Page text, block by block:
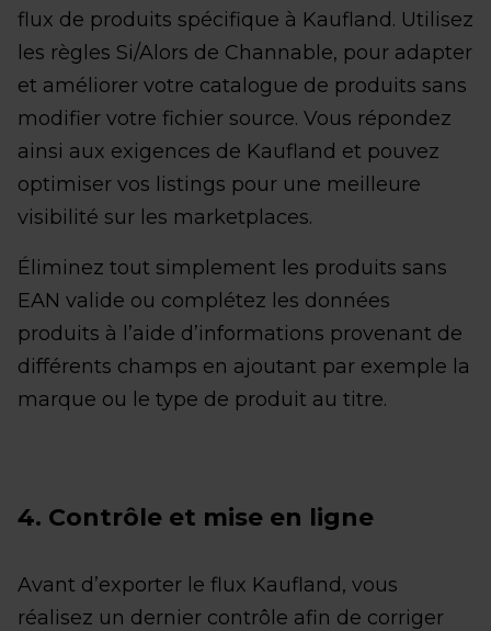
flux de produits spécifique à Kaufland. Utilisez
les règles Si/Alors de Channable, pour adapter
et améliorer votre catalogue de produits sans
modifier votre fichier source. Vous répondez
ainsi aux exigences de Kaufland et pouvez
optimiser vos listings pour une meilleure
visibilité sur les marketplaces.
Éliminez tout simplement les produits sans
EAN valide ou complétez les données
produits à l’aide d’informations provenant de
différents champs en ajoutant par exemple la
marque ou le type de produit au titre.
4. Contrôle et mise en ligne
Avant d’exporter le flux Kaufland, vous
réalisez un dernier contrôle afin de corriger